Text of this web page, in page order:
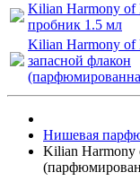
Kilian Harmony of
пробник 1.5 мл
Kilian Harmony of
запасной флакон
Нишевая
Kilian Harmony